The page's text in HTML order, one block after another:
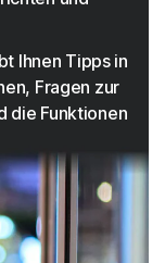
Ihnen Tipps in
Fragen zur
die Funktionen